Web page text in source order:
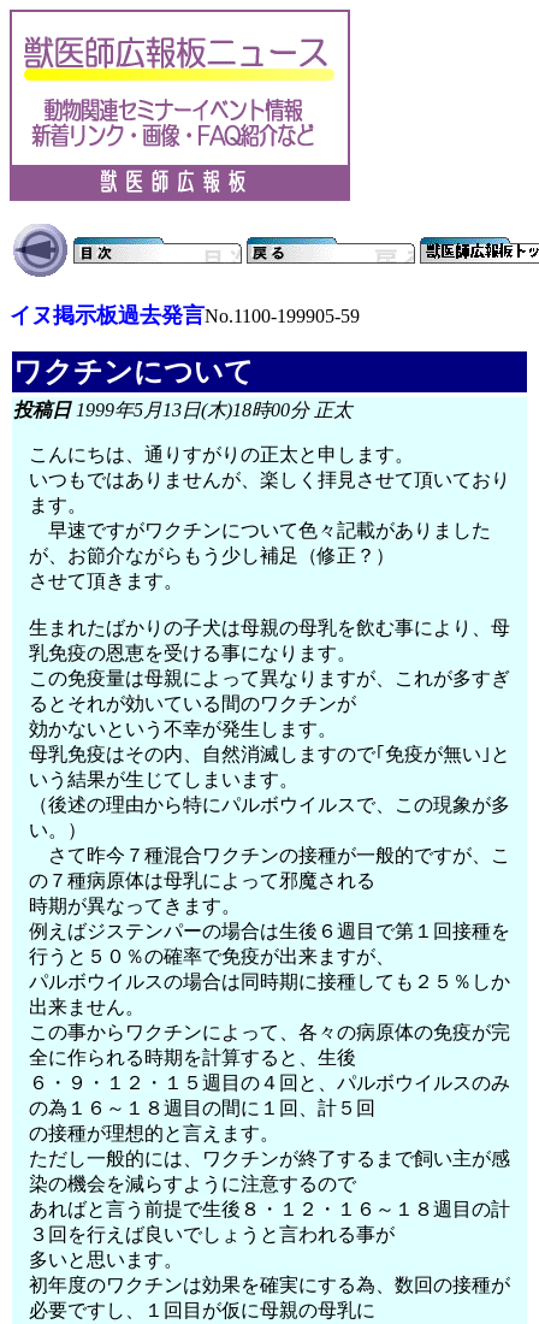
イヌ掲示板過去発言No.1100-199905-59
ワクチンについて
投稿日1999年5月13日(木)18時00分 正太
こんにちは、通りすがりの正太と申します。
いつもではありませんが、楽しく拝見させて頂いており
ます。
早速ですがワクチンについて色々記載がありました
が、お節介ながらもう少し補足（修正？）
させて頂きます。
生まれたばかりの子犬は母親の母乳を飲む事により、母
乳免疫の恩恵を受ける事になります。
この免疫量は母親によって異なりますが、これが多すぎ
るとそれが効いている間のワクチンが
効かないという不幸が発生します。
母乳免疫はその内、自然消滅しますので｢免疫が無い｣と
いう結果が生じてしまいます。
（後述の理由から特にパルボウイルスで、この現象が多
い。）
さて昨今７種混合ワクチンの接種が一般的ですが、こ
の７種病原体は母乳によって邪魔される
時期が異なってきます。
例えばジステンパーの場合は生後６週目で第１回接種を
行うと５０％の確率で免疫が出来ますが、
パルボウイルスの場合は同時期に接種しても２５％しか
出来ません。
この事からワクチンによって、各々の病原体の免疫が完
全に作られる時期を計算すると、生後
６・９・１２・１５週目の４回と、パルボウイルスのみ
の為１６～１８週目の間に１回、計５回
の接種が理想的と言えます。
ただし一般的には、ワクチンが終了するまで飼い主が感
染の機会を減らすように注意するので
あればと言う前提で生後８・１２・１６～１８週目の計
３回を行えば良いでしょうと言われる事が
多いと思います。
初年度のワクチンは効果を確実にする為、数回の接種が
必要ですし、１回目が仮に母親の母乳に